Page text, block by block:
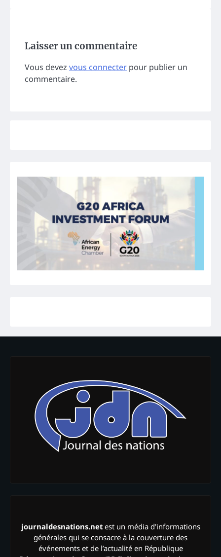
Laisser un commentaire
Vous devez vous connecter pour publier un
commentaire.
journaldesnations.netest un média d'informations
générales qui se consacre à la couverture des
événements et de l’actualité en République